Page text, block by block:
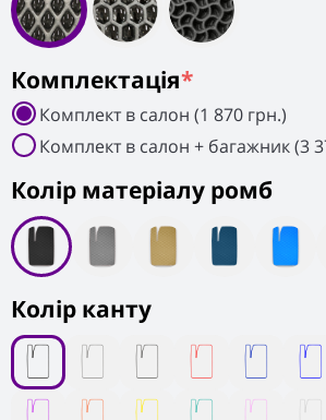
Колiр матеріалу ромб
Колір канту
Комплектація*
Комплект в салон (1 870 грн.)
Комплект в салон + багажник (3